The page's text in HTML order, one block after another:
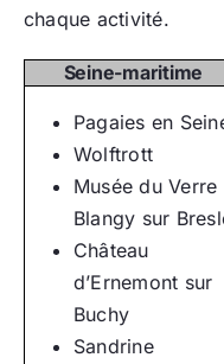
chaque activité.
Seine-maritime
Pagaies en
Wolftrott
Musée du Verre
Blangy sur
Château
d’Ernemont sur
Buchy
Sandrine